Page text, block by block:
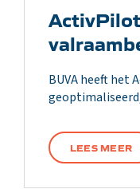
BUVA heeft het
LEES MEER